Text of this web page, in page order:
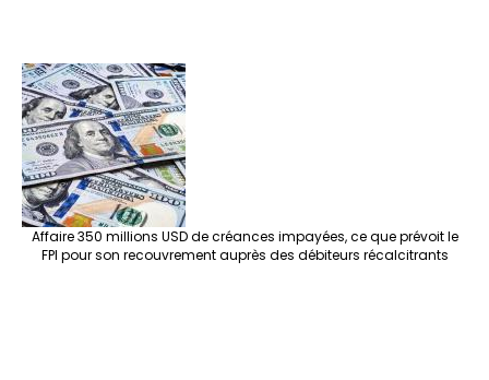
Affaire 350 millions USD de créances impayées, ce que prévoit le
FPI pour son recouvrement auprès des débiteurs récalcitrants